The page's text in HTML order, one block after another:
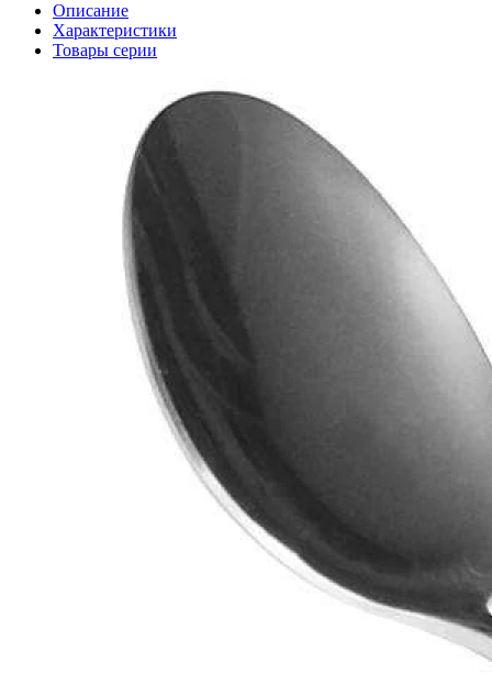
Описание
Характеристики
Товары серии